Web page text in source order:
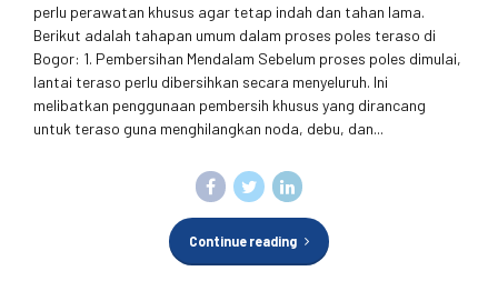
perlu perawatan khusus agar tetap indah dan tahan lama.
Berikut adalah tahapan umum dalam proses poles teraso di
Bogor: 1. Pembersihan Mendalam Sebelum proses poles dimulai,
lantai teraso perlu dibersihkan secara menyeluruh. Ini
melibatkan penggunaan pembersih khusus yang dirancang
untuk teraso guna menghilangkan noda, debu, dan...
Continue reading